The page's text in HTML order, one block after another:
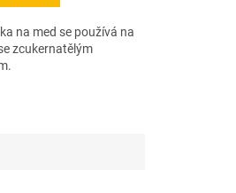
na med se používá na
zcukernatělým